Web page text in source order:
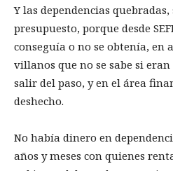
Y las dependencias
presupuesto, porque desde
conseguía o no se obtenía, en
villanos que no se sabe si
salir del paso, y en el área
deshecho.
No había dinero en
años y meses con quienes